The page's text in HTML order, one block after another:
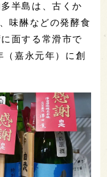
半島は、古くか
味醂などの発酵食
面する常滑市で
嘉永元年）に創